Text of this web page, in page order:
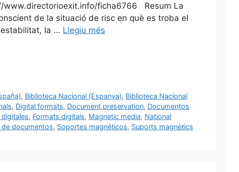
www.directorioexit.info/ficha6766 Resum La
de la situació de risc en què es troba el
la … Llegiu més
, Biblioteca Nacional (Espanya), Biblioteca Nacional
, Digital formats, Document preservation, Documentos
, Formats digitals, Magnetic media, National
de documentos, Soportes magnéticos, Suports magnètics